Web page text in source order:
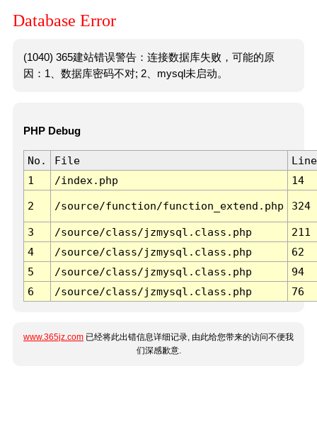
Database Error
(1040) 365建站错误警告：连接数据库失败，可能的原
因：1、数据库密码不对; 2、mysql未启动。
PHP Debug
No. File
Line
1
/index.php 14
2 /source/function/function_extend.php 324
3 /source/class/jzmysql.class.php
211
4
/source/class/jzmysql.class.php
62
5
/source/class/jzmysql.class.php
94
6
/source/class/jzmysql.class.php 76
www.365jz.com 已经将此出错信息详细记录, 由此给您带来的访问不便我
们深感歉意.